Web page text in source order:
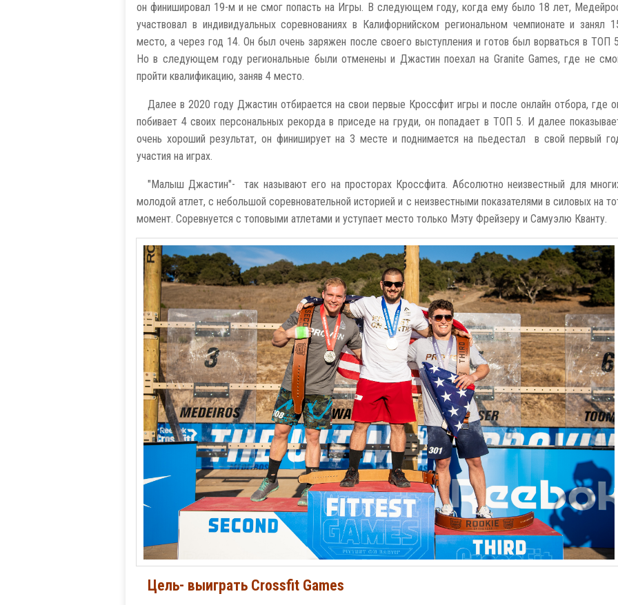
он финишировал 19-м и не смог попасть на Игры. В следующем году, когда ему было 18 лет,
участвовал в индивидуальных соревнованиях в Калифорнийском региональном чемпионате и занял
место, а через год 14. Он был очень заряжен после своего выступления и готов был ворваться в ТОП
Но в следующем году региональные были отменены и Джастин поехал на Granite Games, где не
пройти квалификацию, заняв 4 место.
Далее в 2020 году Джастин отбирается на свои первые Кроссфит игры и после онлайн отбора, где
побивает 4 своих персональных рекорда в приседе на груди, он попадает в ТОП 5. И далее
очень хороший результат, он финиширует на 3 месте и поднимается на пьедестал в свой первый
участия на играх.
"Малыш Джастин"- так называют его на просторах Кроссфита. Абсолютно неизвестный для
молодой атлет, с небольшой соревновательной историей и с неизвестными показателями в силовых на
момент. Соревнуется с топовыми атлетами и уступает место только Мэту Фрейзеру и Самуэлю Кванту.
Цель- выиграть Crossfit Games